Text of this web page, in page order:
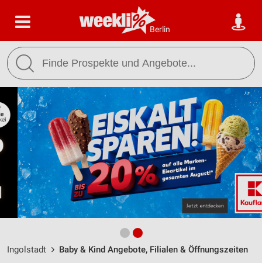
Berlin
Ingolstadt Baby & Kind Angebote, Filialen & Öffnungszeiten